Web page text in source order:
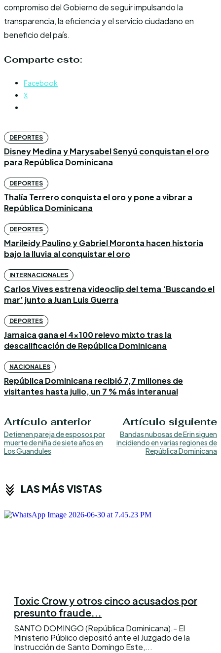
compromiso del Gobierno de seguir impulsando la
transparencia, la eficiencia y el servicio ciudadano en
beneficio del país.
Comparte esto:
Facebook
X
DEPORTES
Disney Medina y Marysabel Senyú conquistan el oro
para República Dominicana
DEPORTES
Thalía Terrero conquista el oro y pone a vibrar a
República Dominicana
DEPORTES
Marileidy Paulino y Gabriel Moronta hacen historia
bajo la lluvia al conquistar el oro
INTERNACIONALES
Carlos Vives estrena videoclip del tema ‘Buscando el
mar’ junto a Juan Luis Guerra
DEPORTES
Jamaica gana el 4×100 relevo mixto tras la
descalificación de República Dominicana
NACIONALES
República Dominicana recibió 7,7 millones de
visitantes hasta julio, un 7 % más interanual
Artículo anterior
Detienen pareja de esposos por
muerte de niña de siete años en
Los Guandules
Artículo siguiente
Bandas nubosas de Erin siguen
incidiendo en varias regiones de
República Dominicana
LAS MÁS VISTAS
Toxic Crow y otros cinco acusados por
presunto fraude...
SANTO DOMINGO (República Dominicana).- El
Ministerio Público depositó ante el Juzgado de la
Instrucción de Santo Domingo Este,...